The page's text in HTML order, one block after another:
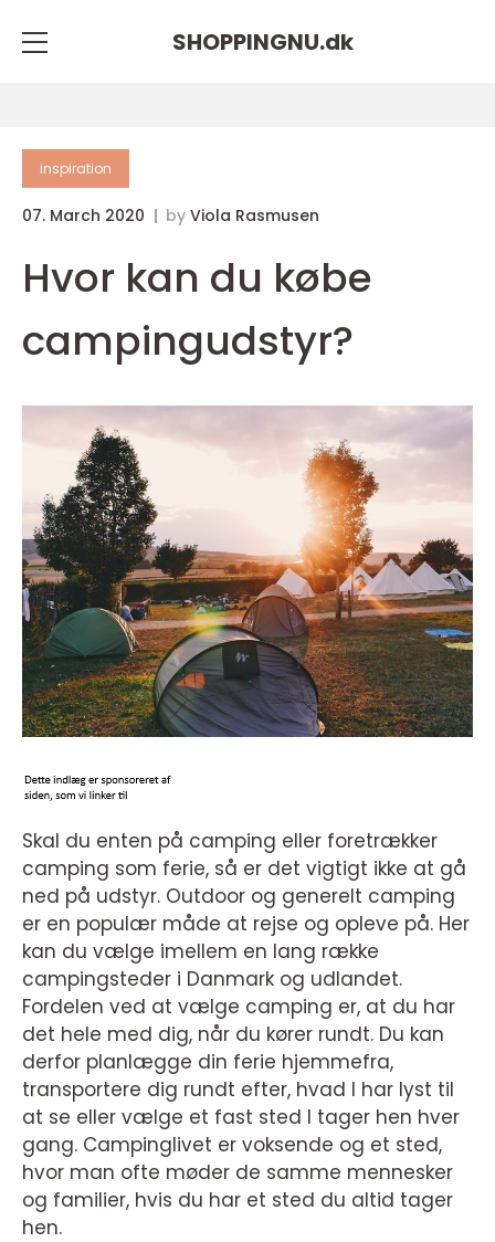
SHOPPINGNU.dk
inspiration
07. March 2020 by Viola Rasmusen
Hvor kan du købe
campingudstyr?
Skal du enten på camping eller foretrækker
camping som ferie, så er det vigtigt ikke at gå
ned på udstyr. Outdoor og generelt camping
er en populær måde at rejse og opleve på. Her
kan du vælge imellem en lang række
campingsteder i Danmark og udlandet.
Fordelen ved at vælge camping er, at du har
det hele med dig, når du kører rundt. Du kan
derfor planlægge din ferie hjemmefra,
transportere dig rundt efter, hvad I har lyst til
at se eller vælge et fast sted I tager hen hver
gang. Campinglivet er voksende og et sted,
hvor man ofte møder de samme mennesker
og familier, hvis du har et sted du altid tager
hen.